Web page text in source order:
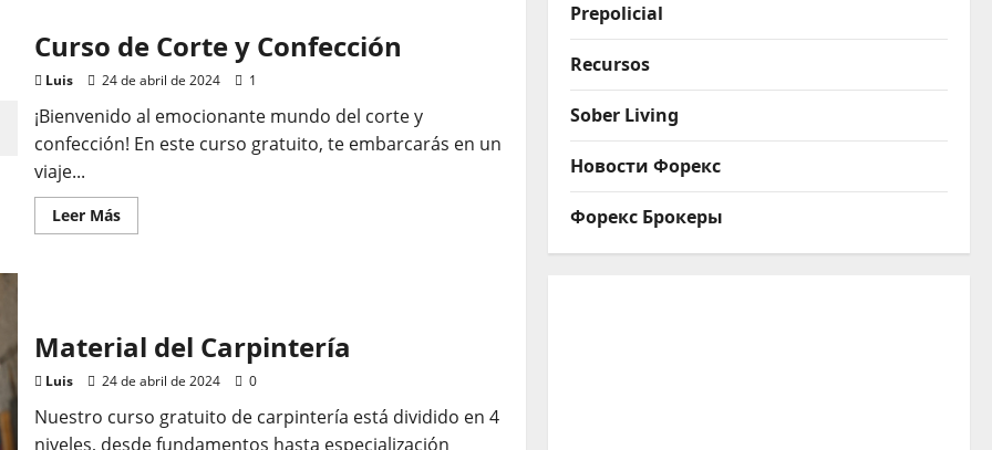
Confección
Curso de Corte y Confección
Luis 24 de abril de 2024 1
¡Bienvenido al emocionante mundo del corte y
confección! En este curso gratuito, te embarcarás en un
viaje...
Leer MásLeer
más
Confección
Material del Carpintería
Luis 24 de abril de 2024 0
Nuestro curso gratuito de carpintería está dividido en 4
niveles, desde fundamentos hasta especialización
Prepolicial
Recursos
Sober Living
Новости Форекс
Форекс Брокеры